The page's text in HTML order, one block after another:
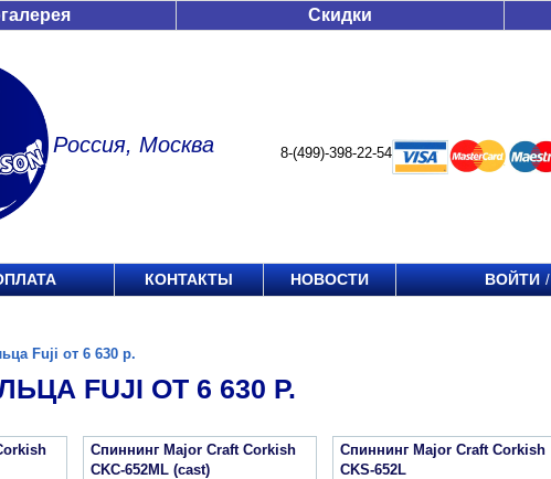
Скидки
Россия, Москва 8-(499)-398-22-54
КОНТАКТЫ НОВОСТИ ВОЙТИ /
Fuji от 6 630 р.
FUJI ОТ 6 630 Р.
Спиннинг Major Craft Corkish
CKC-652ML (cast)
Спиннинг Major Craft Corkish
CKS-652L